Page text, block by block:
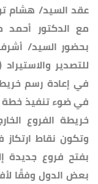
عقد السيد/ هشام
مع الدكتور أحمد
بحضور السيد/
للتصدير
في إعادة رسم
في ضوء تنفيذ خطة
خريطة الفروع
وتكون نقاط ارتكاز
بفتح فروع جديدة
بعض الدول وفقًا